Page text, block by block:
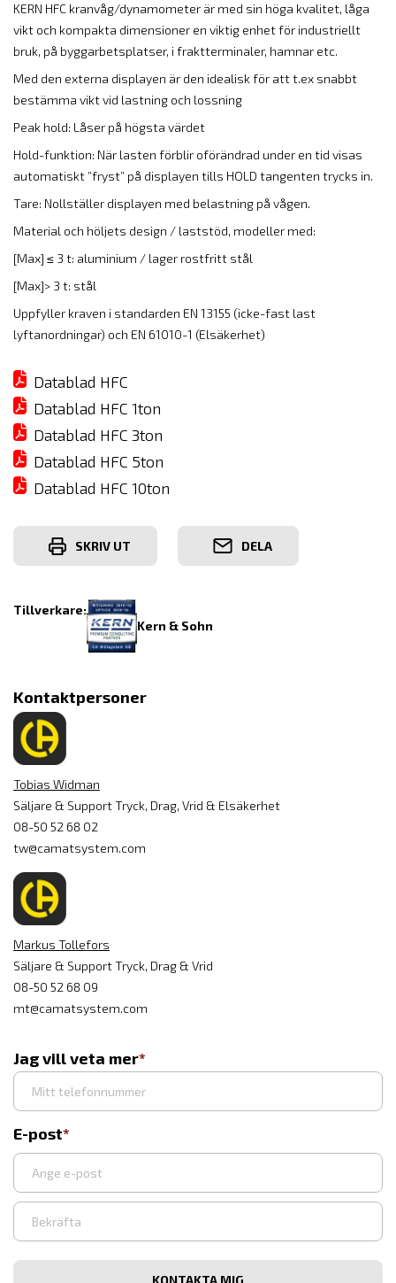
KERN HFC kranvåg/dynamometer är med sin höga kvalitet, låga
vikt och kompakta dimensioner en viktig enhet för industriellt
bruk, på byggarbetsplatser, i fraktterminaler, hamnar etc.
Med den externa displayen är den idealisk för att t.ex snabbt
bestämma vikt vid lastning och lossning
Peak hold: Låser på högsta värdet
Hold-funktion: När lasten förblir oförändrad under en tid visas
automatiskt ”fryst” på displayen tills HOLD tangenten trycks in.
Tare: Nollställer displayen med belastning på vågen.
Material och höljets design / laststöd, modeller med:
[Max] ≤ 3 t: aluminium / lager rostfritt stål
[Max]> 3 t: stål
Uppfyller kraven i standarden EN 13155 (icke-fast last
lyftanordningar) och EN 61010-1 (Elsäkerhet)
Datablad HFC
Datablad HFC 1ton
Datablad HFC 3ton
Datablad HFC 5ton
Datablad HFC 10ton
SKRIV UT DELA
Tillverkare:
Kern & Sohn
Kontaktpersoner
Tobias Widman
Säljare & Support Tryck, Drag, Vrid & Elsäkerhet
08-50 52 68 02
tw@camatsystem.com
Markus Tollefors
Säljare & Support Tryck, Drag & Vrid
08-50 52 68 09
mt@camatsystem.com
Jag vill veta mer
E-post
Ange
e-
Bekräfta